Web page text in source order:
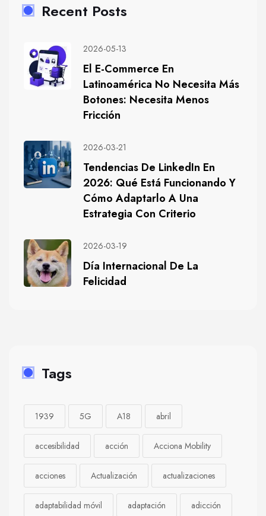
Recent Posts
2026-05-13
El E-Commerce En
Latinoamérica No Necesita Más
Botones: Necesita Menos
Fricción
2026-03-21
Tendencias De LinkedIn En
2026: Qué Está Funcionando Y
Cómo Adaptarlo A Una
Estrategia Con Criterio
2026-03-19
Día Internacional De La
Felicidad
Tags
1939 5G A18 abril
accesibilidad acción Acciona Mobility
acciones Actualización actualizaciones
adaptabilidad móvil adaptación adicción